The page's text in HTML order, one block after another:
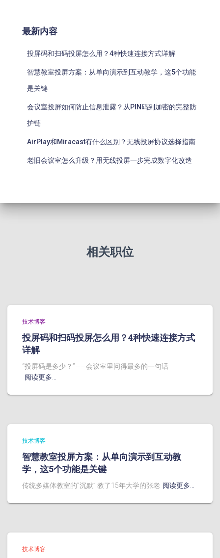
最新内容
投屏码和扫码投屏怎么用？4种快速连接方式详解
智慧教室投屏方案：从单向演示到互动教学，这5个功能
是关键
会议室投屏如何防止信息泄露？从PIN码到加密的完整防
护链
AirPlay和Miracast有什么区别？无线投屏协议选择指南
老旧会议室怎么升级？用无线投屏一步完成数字化改造
相关职位
技术博客
投屏码和扫码投屏怎么用？4种快速连接方式
详解
“投屏码是多少？”——会议室里问得最多的一句话
阅读更多…
技术博客
智慧教室投屏方案：从单向演示到互动教
学，这5个功能是关键
传统多媒体教室的”沉默” 教了15年大学的张老 阅读更多…
技术博客